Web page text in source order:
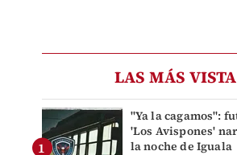
LAS MÁS
"Ya la cagamos":
'Los Avispones'
la noche de Iguala